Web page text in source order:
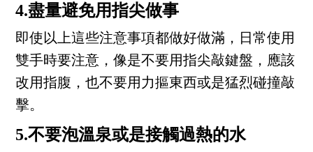
4.盡量避免用指尖做事
即使以上這些注意事項都做好做滿，日常使用
雙手時要注意，像是不要用指尖敲鍵盤，應該
改用指腹，也不要用力摳東西或是猛烈碰撞敲
擊。
5.不要泡溫泉或是接觸過熱的水